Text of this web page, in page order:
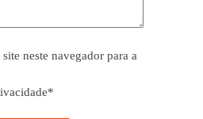
neste navegador para a
*